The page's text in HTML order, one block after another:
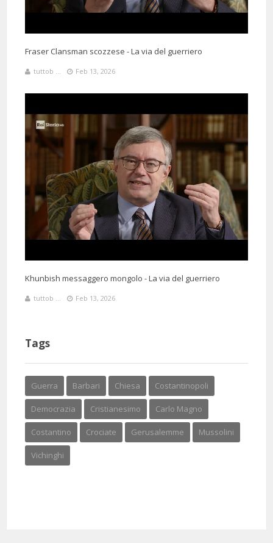
Fraser Clansman scozzese - La via del guerriero
tuttob ... Feb 13, 2026
Khunbish messaggero mongolo - La via del guerriero
tuttob ... Feb 13, 2026
Tags
Guerra Barbari Chiesa Costantinopoli
Democrazia Cristianesimo Carlo Magno
Costantino Crociate Gerusalemme Mussolini
Vichinghi